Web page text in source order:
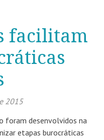
facilitam
2015
foram desenvolvidos na
etapas burocráticas